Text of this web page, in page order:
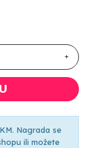
Nagrada se
ili možete